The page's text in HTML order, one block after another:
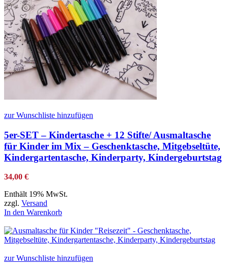
zur Wunschliste hinzufügen
5er-SET – Kindertasche + 12 Stifte/ Ausmaltasche
für Kinder im Mix – Geschenktasche, Mitgebseltüte,
Kindergartentasche, Kinderparty, Kindergeburtstag
34,00 €
Enthält 19% MwSt.
zzgl. Versand
In den Warenkorb
zur Wunschliste hinzufügen